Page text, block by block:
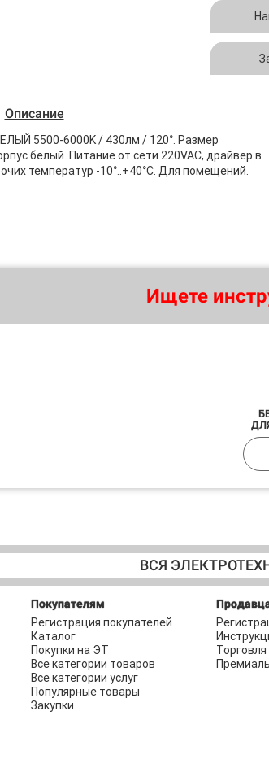
Описание
5500-6000K / 430лм / 120°. Размер
белый. Питание от сети 220VAC, драйвер в
температур -10°..+40°C. Для помещений.
Ищете
ВСЯ
Покупателям
Регистрация покупателей
Каталог
Покупки на ЭТ
Все категории товаров
Все категории услуг
Популярные товары
Закупки